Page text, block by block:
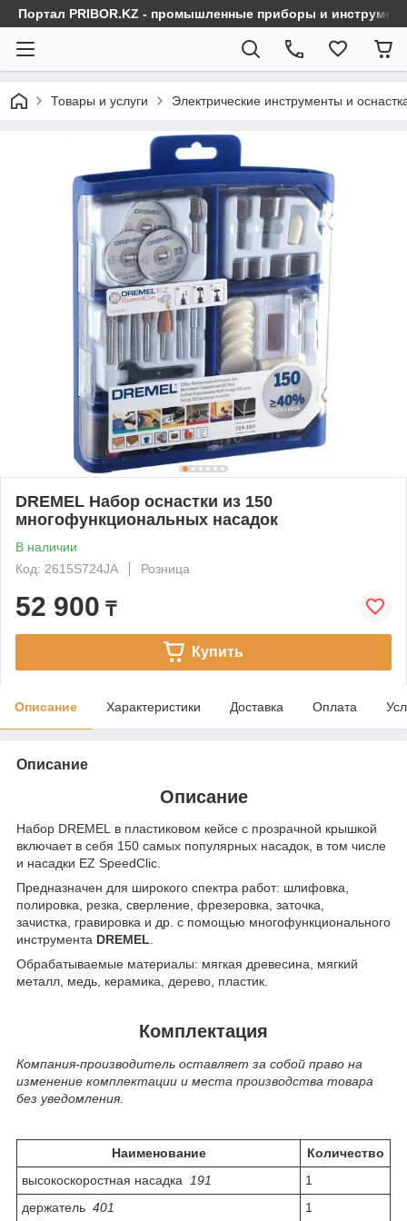
Портал PRIBOR.KZ - промышленные приборы и
Товары и услуги Электрические инструменты и
DREMEL Набор оснастки из 150
многофункциональных насадок
В наличии
Код: 2615S724JA
Розница
52 900 ₸
Купить
Описание Характеристики Доставка Оплата
Описание
Описание
Набор DREMEL в пластиковом кейсе с прозрачной крышкой
включает в себя 150 самых популярных насадок, в том числе
и насадки EZ SpeedClic.
Предназначен для широкого спектра работ: шлифовка,
полировка, резка, сверление, фрезеровка, заточка,
зачистка, гравировка и др. с помощью многофункционального
инструмента DREMEL.
Обрабатываемые материалы: мягкая древесина, мягкий
металл, медь, керамика, дерево, пластик.
Комплектация
Компания-производитель оставляет за собой право на
изменение комплектации и места производства товара
без уведомления.
Наименование
Количество
высокоскоростная насадка
191
1
держатель 401 1